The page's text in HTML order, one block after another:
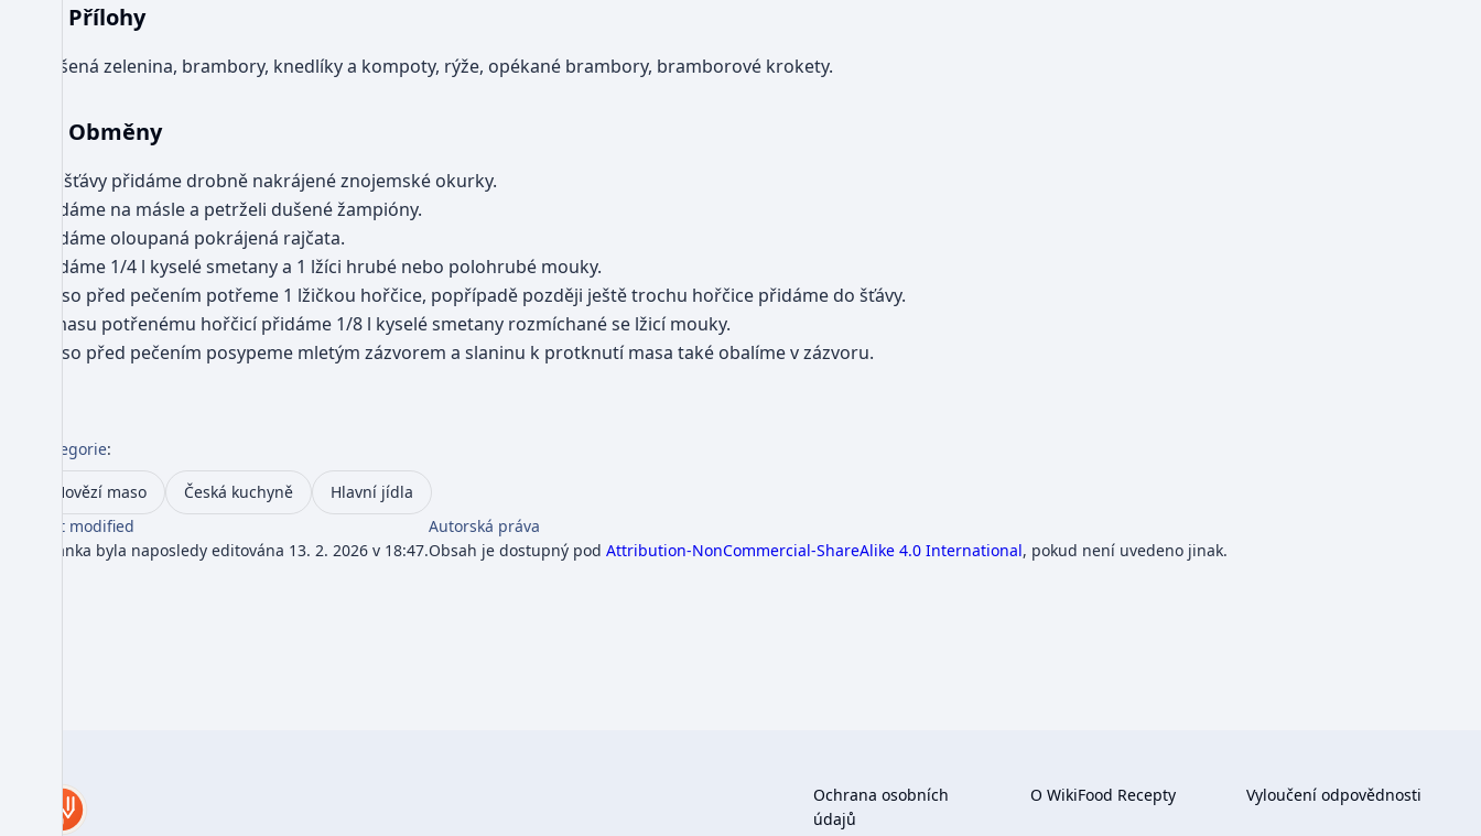
Přílohy
Dušená zelenina, brambory, knedlíky a kompoty, rýže, opékané brambory, bramborové krokety.
Obměny
Do šťávy přidáme drobně nakrájené znojemské okurky.
Přidáme na másle a petrželi dušené žampióny.
Přidáme oloupaná pokrájená rajčata.
Přidáme 1/4 l kyselé smetany a 1 lžíci hrubé nebo polohrubé mouky.
Maso před pečením potřeme 1 lžičkou hořčice, popřípadě později ještě trochu hořčice přidáme do šťávy.
K masu potřenému hořčicí přidáme 1/8 l kyselé smetany rozmíchané se lžicí mouky.
Maso před pečením posypeme mletým zázvorem a slaninu k protknutí masa také obalíme v zázvoru.
Kategorie:
Hovězí maso Česká kuchyně
Hlavní jídla
Last modified
Stránka byla naposledy editována 13. 2. 2026 v 18:47.
Autorská práva
Obsah je dostupný pod Attribution-NonCommercial-ShareAlike 4.0 International, pokud není uvedeno jinak.
Ochrana osobních
údajů
O WikiFood Recepty Vyloučení odpovědnosti